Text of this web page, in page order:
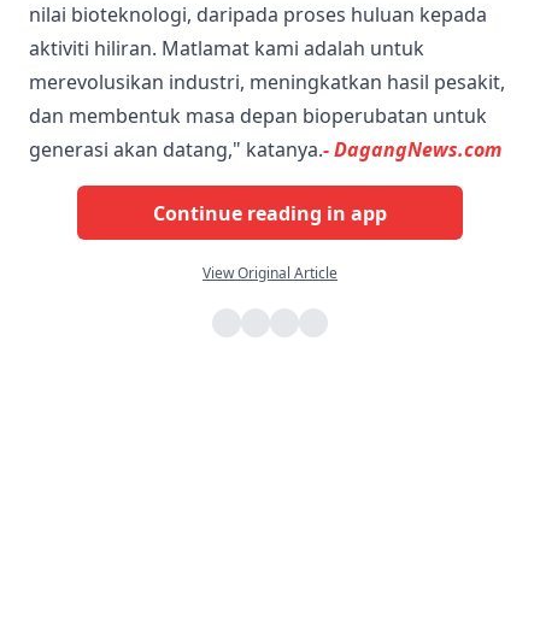
nilai bioteknologi, daripada proses huluan kepada
aktiviti hiliran. Matlamat kami adalah untuk
merevolusikan industri, meningkatkan hasil pesakit,
dan membentuk masa depan bioperubatan untuk
generasi akan datang," katanya.- DagangNews.com
Continue reading in app
View Original Article